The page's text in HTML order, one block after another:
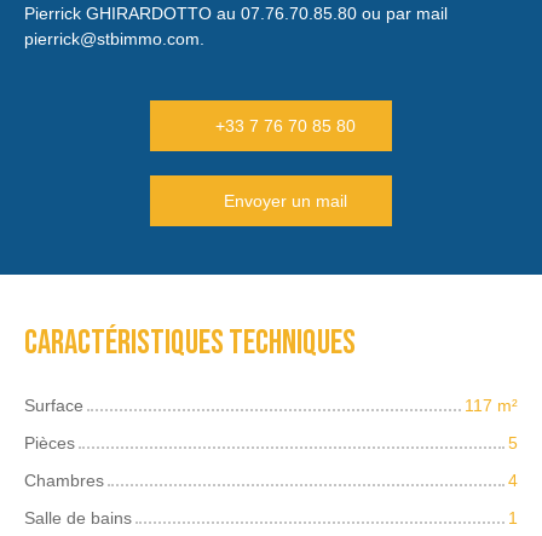
Pierrick GHIRARDOTTO au 07.76.70.85.80 ou par mail
pierrick@stbimmo.com.
+33 7 76 70 85 80
Envoyer un mail
Caractéristiques techniques
Surface 117 m²
Pièces
5
Chambres
4
Salle de bains
1